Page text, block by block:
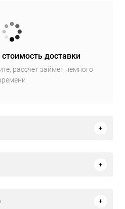
доставки
рассчет займет немного